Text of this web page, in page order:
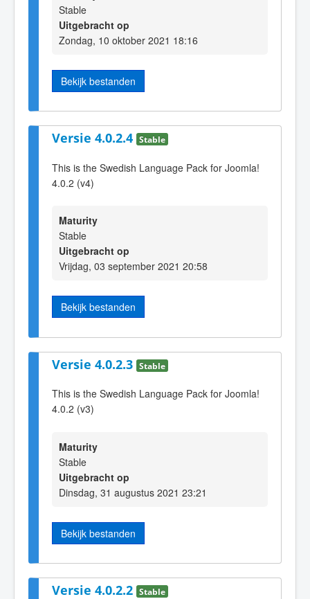
Stable
Uitgebracht op
Zondag, 10 oktober 2021 18:16
Bekijk bestanden
Versie 4.0.2.4 Stable
This is the Swedish Language Pack for Joomla!
4.0.2 (v4)
Maturity
Stable
Uitgebracht op
Vrijdag, 03 september 2021 20:58
Bekijk bestanden
Versie 4.0.2.3 Stable
This is the Swedish Language Pack for Joomla!
4.0.2 (v3)
Maturity
Stable
Uitgebracht op
Dinsdag, 31 augustus 2021 23:21
Bekijk bestanden
Versie 4.0.2.2 Stable